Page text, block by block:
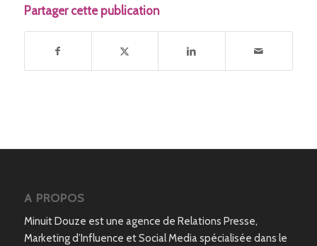
Partager cette publication
A PROPOS
Minuit Douze est une agence de Relations Presse,
Marketing d’Influence et Social Media spécialisée dans le